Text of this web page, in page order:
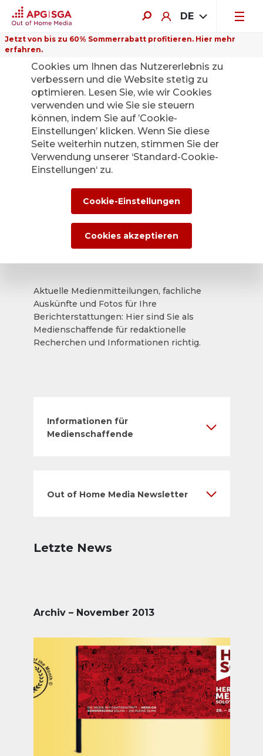
DE
Jetzt von bis zu 60% Sommerrabatt profitieren. Hier mehr
erfahren.
Zurück
Die APG|SGA
Medienstelle für
News und
Medienmitteilunge
Aktuelle Medienmitteilungen, fachliche
Auskünfte und Fotos für Ihre
Berichterstattungen: Hier sind Sie als
Medienschaffende für redaktionelle
Recherchen und Informationen richtig.
Informationen für
Medienschaffende
Out of Home Media Newsletter
Letzte News
Archiv – November 2013
Auf dieser Website verwenden wir
Cookies um Ihnen das Nutzererlebnis zu
verbessern und die Website stetig zu
optimieren. Lesen Sie, wie wir Cookies
verwenden und wie Sie sie steuern
können, indem Sie auf ’Cookie-
Einstellungen’ klicken. Wenn Sie diese
Seite weiterhin nutzen, stimmen Sie der
Verwendung unserer ‘Standard-Cookie-
Einstellungen‘ zu.
Cookie-Einstellungen
Cookies akzeptieren